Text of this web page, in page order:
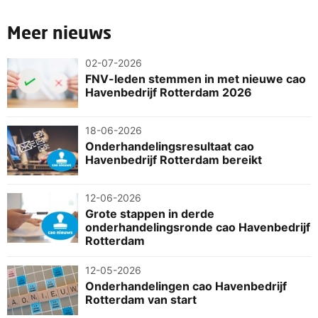
Meer nieuws
02-07-2026
FNV-leden stemmen in met nieuwe cao
Havenbedrijf Rotterdam 2026
18-06-2026
Onderhandelingsresultaat cao
Havenbedrijf Rotterdam bereikt
12-06-2026
Grote stappen in derde
onderhandelingsronde cao Havenbedrijf
Rotterdam
12-05-2026
Onderhandelingen cao Havenbedrijf
Rotterdam van start